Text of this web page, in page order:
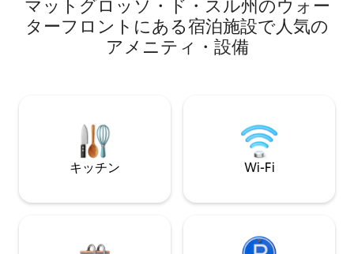
ー、レストラン、コンビニが周辺にあり
ます。
ャワーと女性用と
があります。 Wi-
ィのベッドとバス
います。
マットグロッソ・ド・スル州のウォー
ターフロントにある宿泊施設で人気の
アメニティ・設備
キッチン Wi-Fi